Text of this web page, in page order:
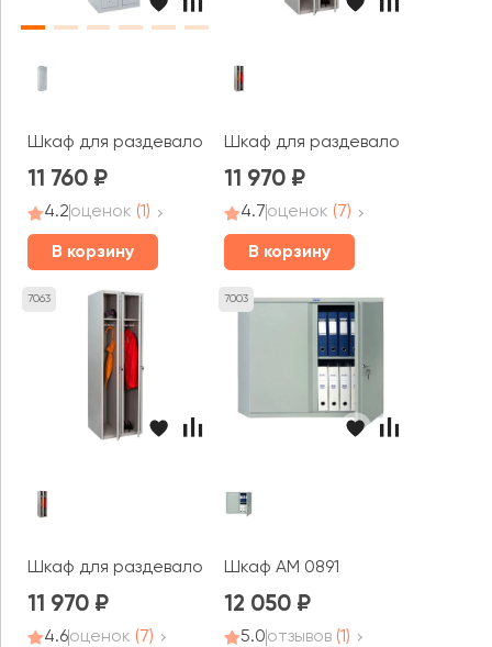
Шкаф для раздевалок ПРАКТИК усиленный ML 21-60
11 760
4.2оценок (1)
В корзину
Шкаф для раздевалок
11 970
4.7оценок (7)
В корзину
7063
Шкаф для раздевалок Стандарт LS-21-60 (21-600)
11 970
4.6оценок (7)
7003
Шкаф AM 0891
12 050
5.0отзывов (1)